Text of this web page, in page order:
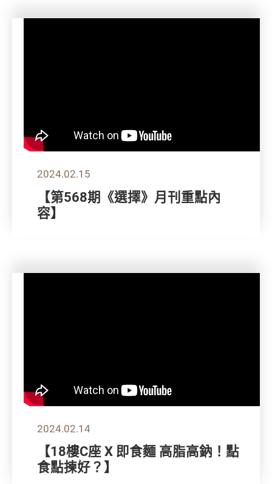
2024.02.15
【第568期《選擇》月刊重點內
容】
2024.02.14
【18樓C座 X 即食麵 高脂高鈉！點
食點揀好？】